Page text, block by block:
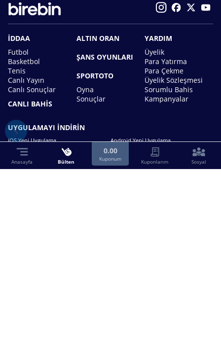
İDDAA
Futbol
Basketbol
Tenis
Canlı Yayın
Canlı Sonuçlar
CANLI BAHİS
ALTIN ORAN
ŞANS OYUNLARI
SPORTOTO
Oyna
Sonuçlar
YARDIM
Üyelik
Para Yatırma
Para Çekme
Üyelik Sözleşmesi
Sorumlu Bahis
Kampanyalar
UYGULAMAYI İNDİRİN
iOS Yeni Uygulama Android Yeni Uygulama
Anasayfa Bülten
0.00
Kuponum Kuponlarım Sosyal